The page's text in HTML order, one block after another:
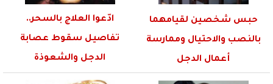
حبس شخصين لقيامهما
بالنصب والاحتيال وممارسة
أعمال الدجل
ادّعوا العلاج بالسحر..
تفاصيل سقوط عصابة
الدجل والشعوذة
بالإسكندرية